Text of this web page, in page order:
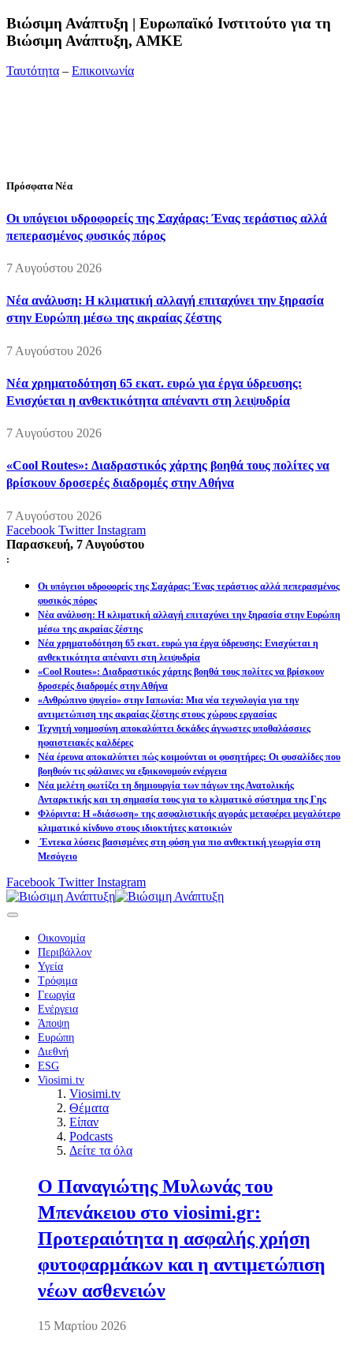
Bιώσιμη Ανάπτυξη | Ευρωπαϊκό Ινστιτούτο για τη
Βιώσιμη Ανάπτυξη, ΑΜΚΕ
Ταυτότητα – Επικοινωνία
Πρόσφατα Νέα
Οι υπόγειοι υδροφορείς της Σαχάρας: Ένας τεράστιος αλλά
πεπερασμένος φυσικός πόρος
7 Αυγούστου 2026
Νέα ανάλυση: Η κλιματική αλλαγή επιταχύνει την ξηρασία
στην Ευρώπη μέσω της ακραίας ζέστης
7 Αυγούστου 2026
Νέα χρηματοδότηση 65 εκατ. ευρώ για έργα ύδρευσης:
Ενισχύεται η ανθεκτικότητα απέναντι στη λειψυδρία
7 Αυγούστου 2026
«Cool Routes»: Διαδραστικός χάρτης βοηθά τους πολίτες να
βρίσκουν δροσερές διαδρομές στην Αθήνα
7 Αυγούστου 2026
Facebook Twitter Instagram
Παρασκευή, 7 Αυγούστου
:
Οι υπόγειοι υδροφορείς της Σαχάρας: Ένας τεράστιος αλλά πεπερασμένος
φυσικός πόρος
Νέα ανάλυση: Η κλιματική αλλαγή επιταχύνει την ξηρασία στην Ευρώπη
μέσω της ακραίας ζέστης
Νέα χρηματοδότηση 65 εκατ. ευρώ για έργα ύδρευσης: Ενισχύεται η
ανθεκτικότητα απέναντι στη λειψυδρία
«Cool Routes»: Διαδραστικός χάρτης βοηθά τους πολίτες να βρίσκουν
δροσερές διαδρομές στην Αθήνα
«Ανθρώπινο ψυγείο» στην Ιαπωνία: Μια νέα τεχνολογία για την
αντιμετώπιση της ακραίας ζέστης στους χώρους εργασίας
Τεχνητή νοημοσύνη αποκαλύπτει δεκάδες άγνωστες υποθαλάσσιες
ηφαιστειακές καλδέρες
Νέα έρευνα αποκαλύπτει πώς κοιμούνται οι φυσητήρες: Οι φυσαλίδες που
βοηθούν τις φάλαινες να εξοικονομούν ενέργεια
Νέα μελέτη φωτίζει τη δημιουργία των πάγων της Ανατολικής
Ανταρκτικής και τη σημασία τους για το κλιματικό σύστημα της Γης
Φλόριντα: Η «διάσωση» της ασφαλιστικής αγοράς μεταφέρει μεγαλύτερο
κλιματικό κίνδυνο στους ιδιοκτήτες κατοικιών
Έντεκα λύσεις βασισμένες στη φύση για πιο ανθεκτική γεωργία στη
Μεσόγειο
Facebook Twitter Instagram
Οικονομία
Περιβάλλον
Υγεία
Τρόφιμα
Γεωργία
Ενέργεια
Άποψη
Ευρώπη
Διεθνή
ESG
Viosimi.tv
Viosimi.tv
Θέματα
Είπαν
Podcasts
Δείτε τα όλα
Ο Παναγιώτης Μυλωνάς του
Μπενάκειου στο viosimi.gr:
Προτεραιότητα η ασφαλής χρήση
φυτοφαρμάκων και η αντιμετώπιση
νέων ασθενειών
15 Μαρτίου 2026